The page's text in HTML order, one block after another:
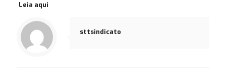
Leia aqui
sttsindicato